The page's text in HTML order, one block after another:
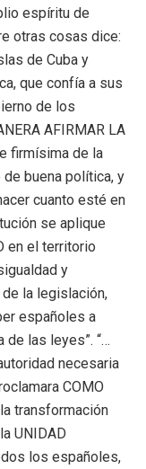
espíritu de
otras cosas dice:
de Cuba y
que confía a sus
de los
AFIRMAR LA
firmísima de la
de buena política, y
cuanto esté en
se aplique
en el territorio
y
la legislación,
españoles a
de las leyes”. “…
necesaria
COMO
la transformación
UNIDAD
los españoles,